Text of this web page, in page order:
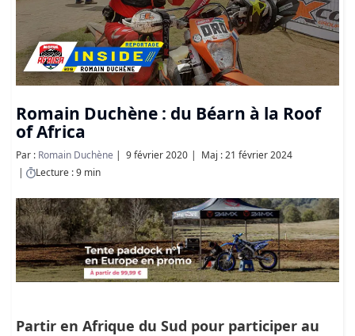
Romain Duchène : du Béarn à la Roof
of Africa
Par : Romain Duchène 9 février 2020
Maj : 21 février 2024
Lecture : 9 min
Partir en Afrique du Sud pour participer au